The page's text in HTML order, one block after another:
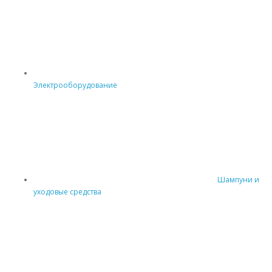
Электрооборудование
Шампуни и
уходовые средства